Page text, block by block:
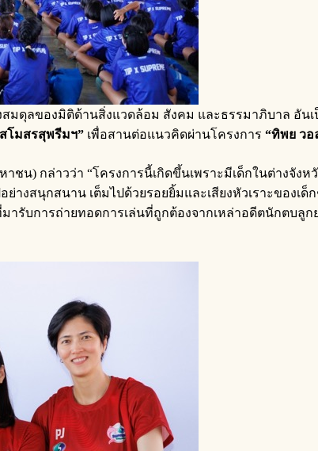
ดุลของมิติด้านสิ่งแวดล้อม สังคม และธรรมาภิบาล อัน
สโมสรสุพรีมฯ” เพื่อสานต่อแนวคิดผ่านโครงการ “ทิพย วอ
าชน) กล่าวว่า “โครงการนี้เกิดขึ้นเพราะมีเด็กในต่างจัง
ย่างสนุกสนาน เต็มไปด้วยรอยยิ้มและเสียงหัวเราะของเ
รับการถ่ายทอดการเล่นที่ถูกต้องจากเหล่าอดีตนักตบลู